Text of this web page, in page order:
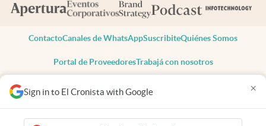
Sign in to El Cronista with Google ×
ContactoCanales de WhatsAppSuscribiteQuiénes Somos
Portal de ProveedoresTrabajá con nosotros
Todos los derechos reservados
Privacidad